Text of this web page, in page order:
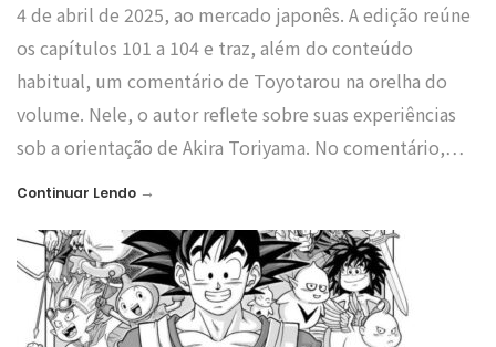
4 de abril de 2025, ao mercado japonês. A edição reúne
os capítulos 101 a 104 e traz, além do conteúdo
habitual, um comentário de Toyotarou na orelha do
volume. Nele, o autor reflete sobre suas experiências
sob a orientação de Akira Toriyama. No comentário,…
Continuar Lendo →